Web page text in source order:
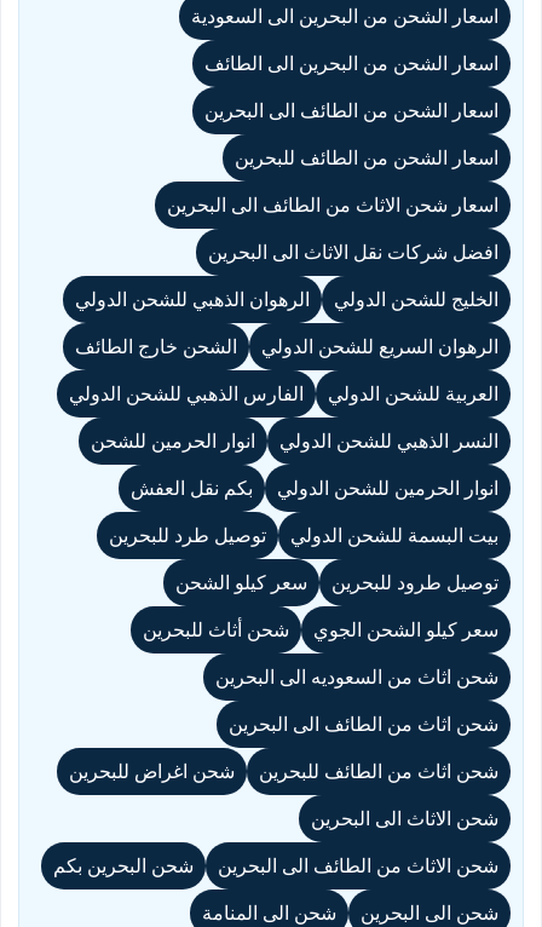
اسعار الشحن من البحرين الى السعودية
اسعار الشحن من البحرين الى الطائف
اسعار الشحن من الطائف الى البحرين
اسعار الشحن من الطائف للبحرين
اسعار شحن الاثاث من الطائف الى البحرين
افضل شركات نقل الاثاث الى البحرين
الخليج للشحن الدولي
الرهوان الذهبي للشحن الدولي
الرهوان السريع للشحن الدولي
الشحن خارج الطائف
العربية للشحن الدولي
الفارس الذهبي للشحن الدولي
النسر الذهبي للشحن الدولي
انوار الحرمين للشحن
انوار الحرمين للشحن الدولي
بكم نقل العفش
بيت البسمة للشحن الدولي
توصيل طرد للبحرين
توصيل طرود للبحرين
سعر كيلو الشحن
سعر كيلو الشحن الجوي
شحن أثاث للبحرين
شحن اثاث من السعوديه الى البحرين
شحن اثاث من الطائف الى البحرين
شحن اثاث من الطائف للبحرين
شحن اغراض للبحرين
شحن الاثاث الى البحرين
شحن الاثاث من الطائف الى البحرين
شحن البحرين بكم
شحن الى البحرين
شحن الى المنامة